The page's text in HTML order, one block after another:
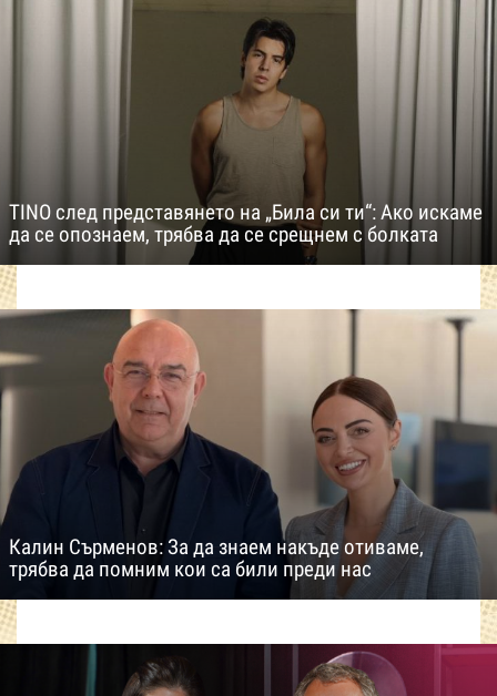
TINO след представянето на „Била си ти“: Ако искаме
да се опознаем, трябва да се срещнем с болката
Калин Сърменов: За да знаем накъде отиваме,
трябва да помним кои са били преди нас